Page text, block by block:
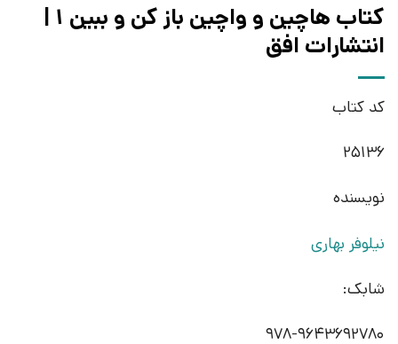
کتاب هاچین و واچین باز کن و ببین 1 |
انتشارات افق
کد کتاب
25136
نویسنده
نیلوفر بهاری
شابک:
978-9643692780